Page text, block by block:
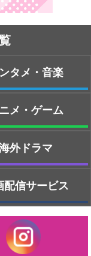
タメ・音楽
メ・ゲーム
外ドラマ
配信サービス